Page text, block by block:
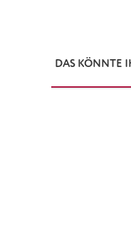
DAS KÖNNTE